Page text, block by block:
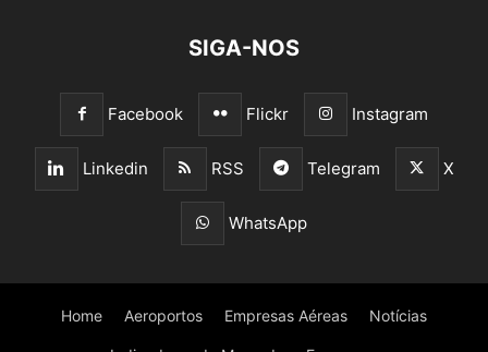
SIGA-NOS
Facebook Flickr Instagram
Linkedin RSS Telegram X
WhatsApp
Home Aeroportos Empresas Aéreas Notícias